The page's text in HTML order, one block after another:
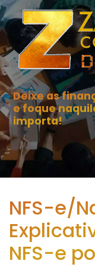
Deixe as
e foque
importa!
NFS-e/
NFS-e